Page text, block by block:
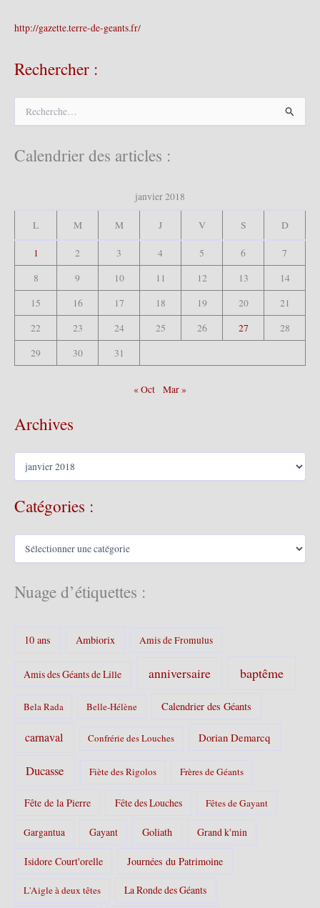
http://gazette.terre-de-geants.fr/
Rechercher :
e
Calendrier des articles :
janvier 2018
L M M J V S D
1 2 3 4 5 6
7
8
9 10 11 12 13
14
15
16 17 18 19 20
21
22
23 24 25 26 27
28
29
30 31
« Oct Mar »
Archives
h
s
Catégories :
C
é
g
Nuage d’étiquettes :
10 ans Ambiorix Amis de Fromulus
Amis des Géants de Lille anniversaire baptême
Bela Rada Belle-Hélène Calendrier des Géants
carnaval Confrérie des Louches Dorian Demarcq
Ducasse Fiète des Rigolos Frères de Géants
Fête de la Pierre Fête des Louches Fêtes de Gayant
Gargantua Gayant Goliath Grand k'min
Isidore Court'orelle Journées du Patrimoine
L'Aigle à deux têtes La Ronde des Géants